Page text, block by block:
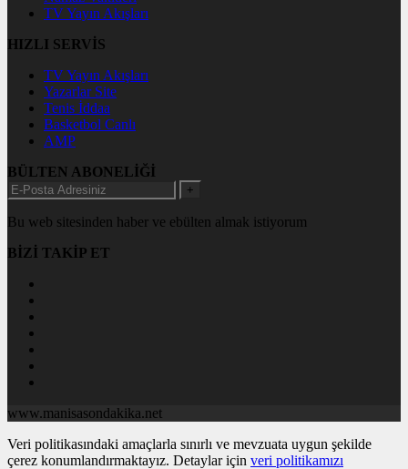
TV Yayın Akışları
HIZLI SERVİS
TV Yayın Akışları
Yazarlar Site
Tenis İddaa
Basketbol Canlı
AMP
BÜLTEN ABONELİĞİ
+
Bu web sitesinden haber ve ebülten almak istiyorum
BİZİ TAKİP ET
www.manisasondakika.net
Veri politikasındaki amaçlarla sınırlı ve mevzuata uygun şekilde
çerez konumlandırmaktayız. Detaylar için veri politikamızı